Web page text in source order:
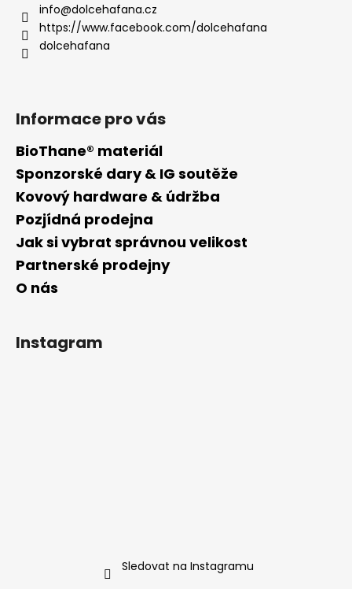
p
r
s
u
info@dolcehafana.cz
https://www.facebook.com/dolcehafana
dolcehafana
Informace pro vás
BioThane® materiál
Sponzorské dary & IG soutěže
Kovový hardware & údržba
Pozjídná prodejna
Jak si vybrat správnou velikost
Partnerské prodejny
O nás
Instagram
Sledovat na Instagramu